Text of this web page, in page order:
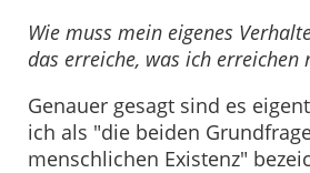
Wie muss mein eigenes
das erreiche, was ich erreichen
Genauer gesagt sind es
ich als "die beiden
menschlichen Existenz"